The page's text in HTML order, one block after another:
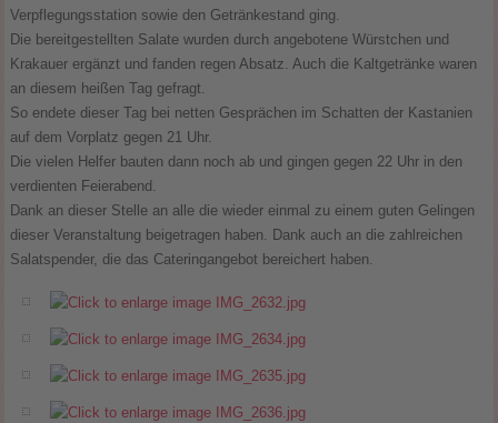
Verpflegungsstation sowie den Getränkestand ging.
Die bereitgestellten Salate wurden durch angebotene Würstchen und
Krakauer ergänzt und fanden regen Absatz. Auch die Kaltgetränke waren
an diesem heißen Tag gefragt.
So endete dieser Tag bei netten Gesprächen im Schatten der Kastanien
auf dem Vorplatz gegen 21 Uhr.
Die vielen Helfer bauten dann noch ab und gingen gegen 22 Uhr in den
verdienten Feierabend.
Dank an dieser Stelle an alle die wieder einmal zu einem guten Gelingen
dieser Veranstaltung beigetragen haben. Dank auch an die zahlreichen
Salatspender, die das Cateringangebot bereichert haben.